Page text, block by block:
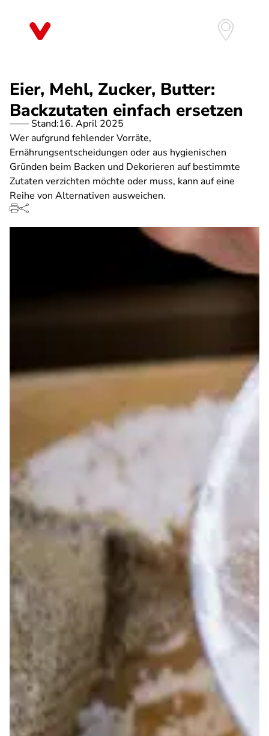
Eier, Mehl, Zucker, Butter:
Backzutaten einfach ersetzen
Stand:16. April 2025
Wer aufgrund fehlender Vorräte,
Ernährungsentscheidungen oder aus hygienischen
Gründen beim Backen und Dekorieren auf bestimmte
Zutaten verzichten möchte oder muss, kann auf eine
Reihe von Alternativen ausweichen.